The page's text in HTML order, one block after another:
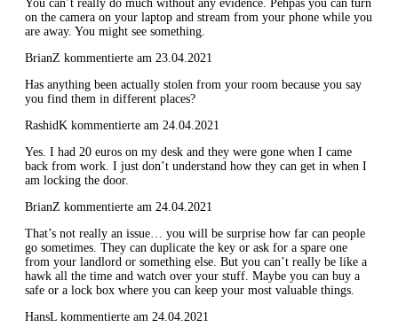
You can’t really do much without any evidence. Pehpas you can turn
on the camera on your laptop and stream from your phone while you
are away. You might see something.
BrianZ kommentierte am 23.04.2021
Has anything been actually stolen from your room because you say
you find them in different places?
RashidK kommentierte am 24.04.2021
Yes. I had 20 euros on my desk and they were gone when I came
back from work. I just don’t understand how they can get in when I
am locking the door.
BrianZ kommentierte am 24.04.2021
That’s not really an issue… you will be surprise how far can people
go sometimes. They can duplicate the key or ask for a spare one
from your landlord or something else. But you can’t really be like a
hawk all the time and watch over your stuff. Maybe you can buy a
safe or a lock box where you can keep your most valuable things.
HansL kommentierte am 24.04.2021